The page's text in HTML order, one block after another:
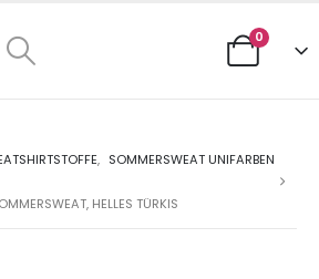
0
, SOMMERSWEAT UNIFARBEN
HELLES TÜRKIS